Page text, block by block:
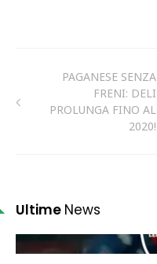
PAGANESE SENZA
FRENI: DELI
PROLUNGA FINO AL
2020!
Ultime News